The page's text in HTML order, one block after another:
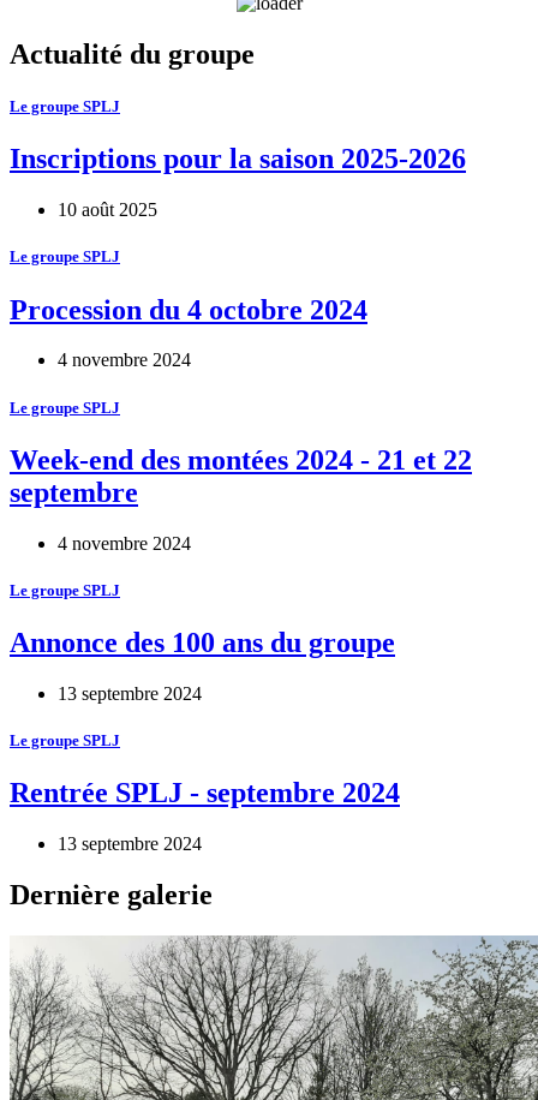
Actualité du groupe
Le groupe SPLJ
Inscriptions pour la saison 2025-2026
10 août 2025
Le groupe SPLJ
Procession du 4 octobre 2024
4 novembre 2024
Le groupe SPLJ
Week-end des montées 2024 - 21 et 22
septembre
4 novembre 2024
Le groupe SPLJ
Annonce des 100 ans du groupe
13 septembre 2024
Le groupe SPLJ
Rentrée SPLJ - septembre 2024
13 septembre 2024
Dernière galerie